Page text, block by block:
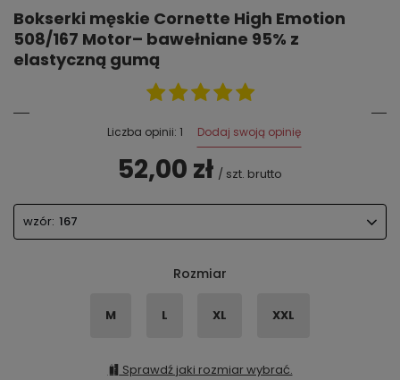
Bokserki męskie Cornette High Emotion
508/167 Motor– bawełniane 95% z
elastyczną gumą
Liczba opinii: 1 Dodaj swoją opinię
52,00 zł / szt. brutto
wzór: 167
Rozmiar
M L XL XXL
Sprawdź jaki rozmiar wybrać.